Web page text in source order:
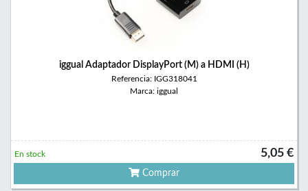
iggual Adaptador DisplayPort (M) a HDMI (H)
Referencia: IGG318041
Marca: iggual
5,05 €
En stock
Comprar